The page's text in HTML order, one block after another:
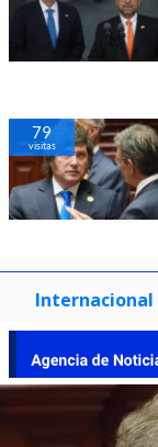
79
visitas
Internacional